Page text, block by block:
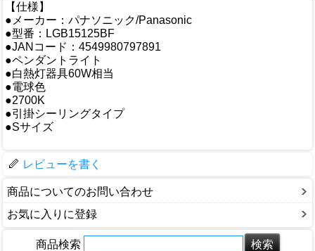
【仕様】
●メーカー：パナソニック/Panasonic
●型番：LGB15125BF
●JANコード：4549980797891
●ペンダントライト
●白熱灯器具60W相当
●電球色
●2700K
●引掛シーリングタイプ
●Sサイズ
レビューを書く
商品についてのお問い合わせ
お気に入りに登録
商品検索